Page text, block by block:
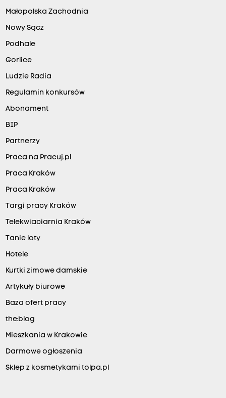
Małopolska Zachodnia
Nowy Sącz
Podhale
Gorlice
Ludzie Radia
Regulamin konkursów
Abonament
BIP
Partnerzy
Praca na Pracuj.pl
Praca Kraków
Praca Kraków
Targi pracy Kraków
Telekwiaciarnia Kraków
Tanie loty
Hotele
Kurtki zimowe damskie
Artykuły biurowe
Baza ofert pracy
the:blog
Mieszkania w Krakowie
Darmowe ogłoszenia
Sklep z kosmetykami tolpa.pl